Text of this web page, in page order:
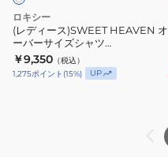
ー
サ
イ
ズ
ロキシー
(レディース)SWEET HEAVEN オ
ーバーサイズシャツ
25SPRLY251030WHT
￥9,350 （税込）
1,275ポイント (15%) UP